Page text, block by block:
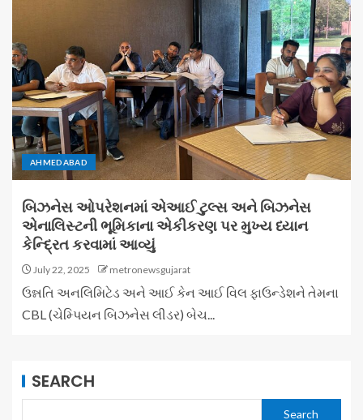
AHMEDABAD
બિઝનેસ ઓપરેશનમાં એઆઈ ટુલ્સ અને બિઝનેસ
એનાલિસ્ટની ભૂમિકાના એકીકરણ પર મુખ્ય ધ્યાન
કેન્દ્રિત કરવામાં આવ્યું
July 22, 2025 metronewsgujarat
ઉન્નતિ અનલિમિટેડ અને આઈ કેન આઈ વિલ ફાઉન્ડેશને તેમના
CBL (ચેમ્પિયન બિઝનેસ લીડર) બેચ...
SEARCH
Search